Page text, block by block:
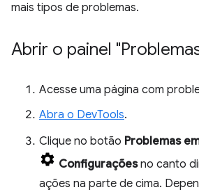
mais tipos de problemas.
Abrir o painel
Acesse uma página com
Abra o DevTools.
Clique no botão Problemas
Configuraçõesno canto
ações na parte de cima.